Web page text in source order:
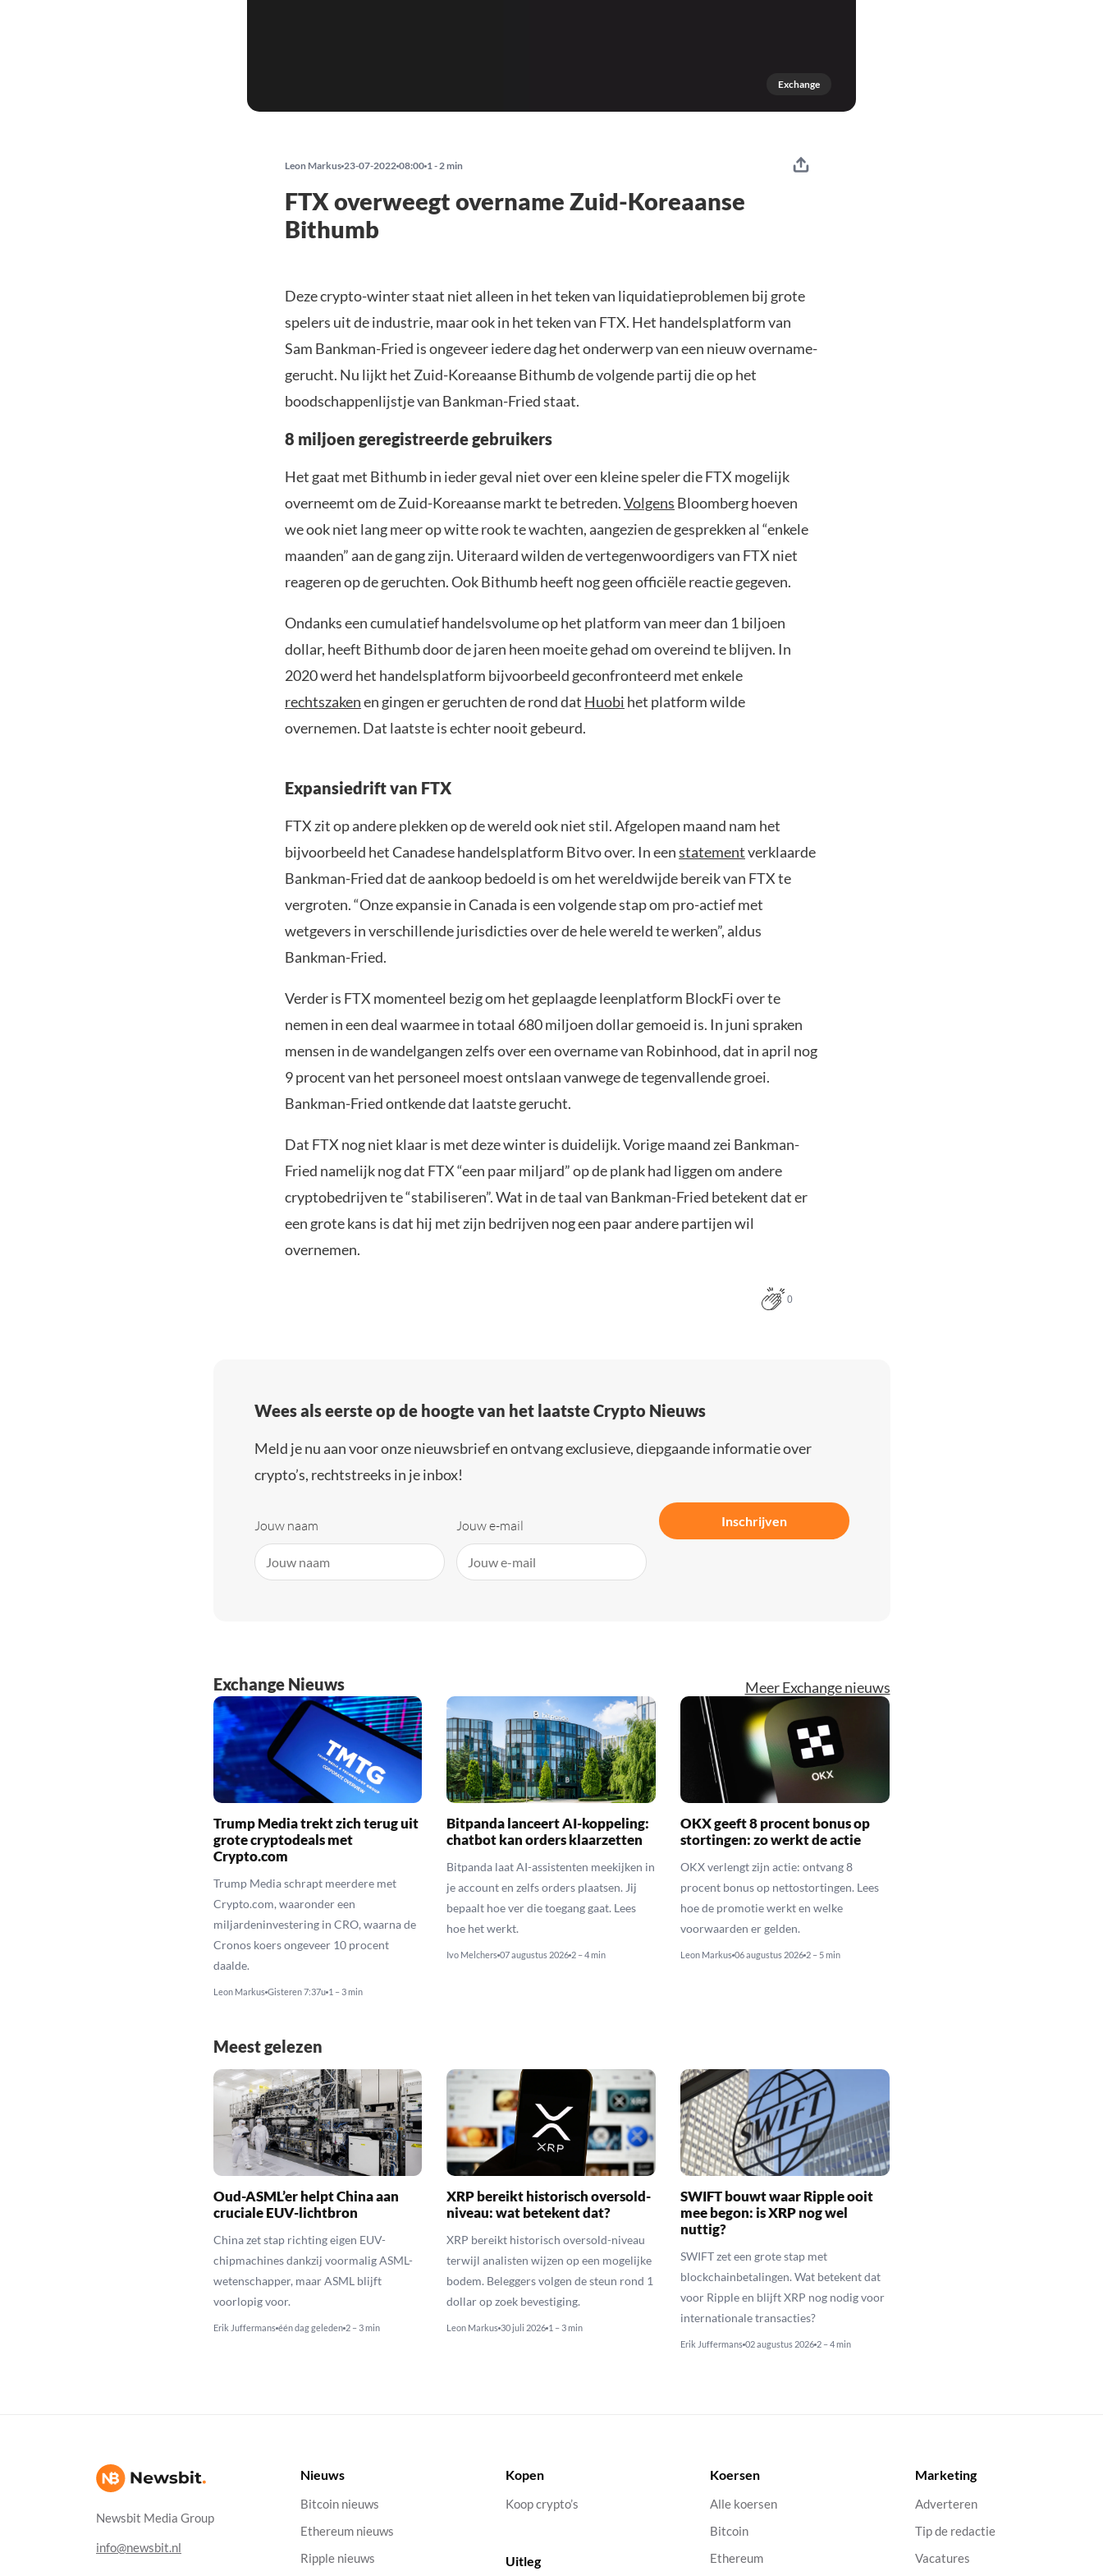
Exchange
Leon Markus 23-07-2022 08:00 1 - 2 min
FTX overweegt overname Zuid-Koreaanse
Bithumb
Deze crypto-winter staat niet alleen in het teken van liquidatieproblemen bij grote
spelers uit de industrie, maar ook in het teken van FTX. Het handelsplatform van
Sam Bankman-Fried is ongeveer iedere dag het onderwerp van een nieuw overname-
gerucht. Nu lijkt het Zuid-Koreaanse Bithumb de volgende partij die op het
boodschappenlijstje van Bankman-Fried staat.
8 miljoen geregistreerde gebruikers
Het gaat met Bithumb in ieder geval niet over een kleine speler die FTX mogelijk
overneemt om de Zuid-Koreaanse markt te betreden.Volgens Bloomberg hoeven
we ook niet lang meer op witte rook te wachten, aangezien de gesprekken al “enkele
maanden” aan de gang zijn. Uiteraard wilden de vertegenwoordigers van FTX niet
reageren op de geruchten. Ook Bithumb heeft nog geen officiële reactie gegeven.
Ondanks een cumulatief handelsvolume op het platform van meer dan 1 biljoen
dollar, heeft Bithumb door de jaren heen moeite gehad om overeind te blijven. In
2020 werd het handelsplatform bijvoorbeeld geconfronteerd met enkele
rechtszakenen gingen er geruchten de rond dat Huobi het platform wilde
overnemen. Dat laatste is echter nooit gebeurd.
Expansiedrift van FTX
FTX zit op andere plekken op de wereld ook niet stil. Afgelopen maand nam het
bijvoorbeeld het Canadese handelsplatform Bitvo over. In eenstatementverklaarde
Bankman-Fried dat de aankoop bedoeld is om het wereldwijde bereik van FTX te
vergroten. “Onze expansie in Canada is een volgende stap om pro-actief met
wetgevers in verschillende jurisdicties over de hele wereld te werken”, aldus
Bankman-Fried.
Verder is FTX momenteel bezig om het geplaagde leenplatform BlockFi over te
nemen in een deal waarmee in totaal 680 miljoen dollar gemoeid is. In juni spraken
mensen in de wandelgangen zelfs over een overname van Robinhood, dat in april nog
9 procent van het personeel moest ontslaan vanwege de tegenvallende groei.
Bankman-Fried ontkende dat laatste gerucht.
Dat FTX nog niet klaar is met deze winter is duidelijk. Vorige maand zei Bankman-
Fried namelijk nog dat FTX “een paar miljard” op de plank had liggen om andere
cryptobedrijven te “stabiliseren”. Wat in de taal van Bankman-Fried betekent dat er
een grote kans is dat hij met zijn bedrijven nog een paar andere partijen wil
overnemen.
0
Wees als eerste op de hoogte van het laatste Crypto Nieuws
Meld je nu aan voor onze nieuwsbrief en ontvang exclusieve, diepgaande informatie over
crypto’s, rechtstreeks in je inbox!
Jouw naam Jouw e-mail Inschrijven
Exchange Nieuws Meer Exchange nieuws
Trump Media trekt zich terug uit
grote cryptodeals met
Crypto.com
Trump Media schrapt meerdere met
Crypto.com, waaronder een
miljardeninvestering in CRO, waarna de
Cronos koers ongeveer 10 procent
daalde.
Leon Markus Gisteren 7:37u 1 – 3 min
Bitpanda lanceert AI-koppeling:
chatbot kan orders klaarzetten
Bitpanda laat AI-assistenten meekijken in
je account en zelfs orders plaatsen. Jij
bepaalt hoe ver die toegang gaat. Lees
hoe het werkt.
Ivo Melchers 07 augustus 2026 2 – 4 min
OKX geeft 8 procent bonus op
stortingen: zo werkt de actie
OKX verlengt zijn actie: ontvang 8
procent bonus op nettostortingen. Lees
hoe de promotie werkt en welke
voorwaarden er gelden.
Leon Markus 06 augustus 2026 2 – 5 min
Meest gelezen
Oud-ASML’er helpt China aan
cruciale EUV-lichtbron
China zet stap richting eigen EUV-
chipmachines dankzij voormalig ASML-
wetenschapper, maar ASML blijft
voorlopig voor.
Erik Juffermans één dag geleden 2 – 3 min
XRP bereikt historisch oversold-
niveau: wat betekent dat?
XRP bereikt historisch oversold-niveau
terwijl analisten wijzen op een mogelijke
bodem. Beleggers volgen de steun rond 1
dollar op zoek bevestiging.
Leon Markus 30 juli 2026 1 – 3 min
SWIFT bouwt waar Ripple ooit
mee begon: is XRP nog wel
nuttig?
SWIFT zet een grote stap met
blockchainbetalingen. Wat betekent dat
voor Ripple en blijft XRP nog nodig voor
internationale transacties?
Erik Juffermans 02 augustus 2026 2 – 4 min
Newsbit Media Group
info@newsbit.nl
Nieuws
Bitcoin nieuws
Ethereum nieuws
Ripple nieuws
Kopen
Koop crypto’s
Uitleg
Koersen
Alle koersen
Bitcoin
Ethereum
Marketing
Adverteren
Tip de redactie
Vacatures